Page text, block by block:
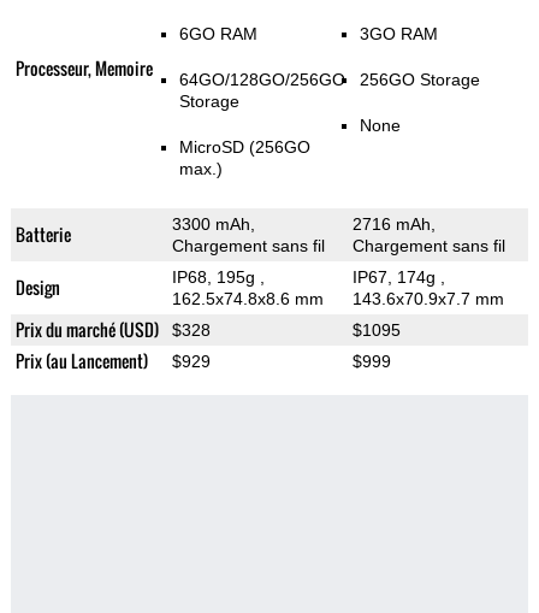
Processeur, Memoire
6GO RAM
64GO/128GO/256GO
Storage
MicroSD (256GO
max.)
3GO RAM
256GO Storage
None
Batterie
3300 mAh,
Chargement sans fil
2716 mAh,
Chargement sans fil
Design IP68, 195g
162.5x74.8x8.6 mm
IP67, 174g
143.6x70.9x7.7 mm
Prix du marché (USD) $328 $1095
Prix (au Lancement) $929 $999